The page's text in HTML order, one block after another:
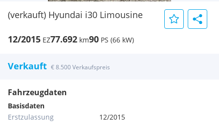
(verkauft) Hyundai i30 Limousine
12/2015 EZ77.692 km90 PS (66 kW)
Verkauft € 8.500 Verkaufspreis
Fahrzeugdaten
Basisdaten
Erstzulassung
12/2015